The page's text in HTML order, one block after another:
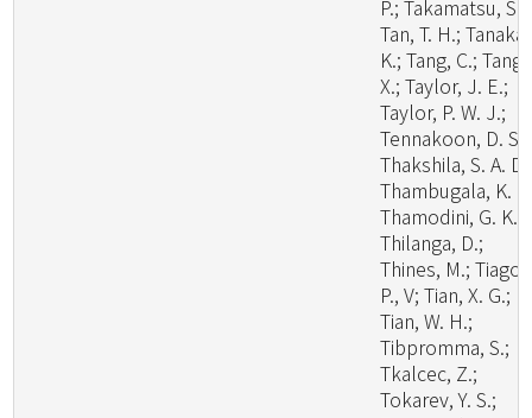
P.; Takamatsu, S.;
Tan, T. H.; Tanaka,
K.; Tang, C.; Tang,
X.; Taylor, J. E.;
Taylor, P. W. J.;
Tennakoon, D. S.;
Thakshila, S. A.
Thambugala, K.
Thamodini, G. K.;
Thilanga, D.;
Thines, M.; Tiago,
P., V; Tian, X. G.;
Tian, W. H.;
Tibpromma, S.;
Tkalcec, Z.;
Tokarev, Y. S.;